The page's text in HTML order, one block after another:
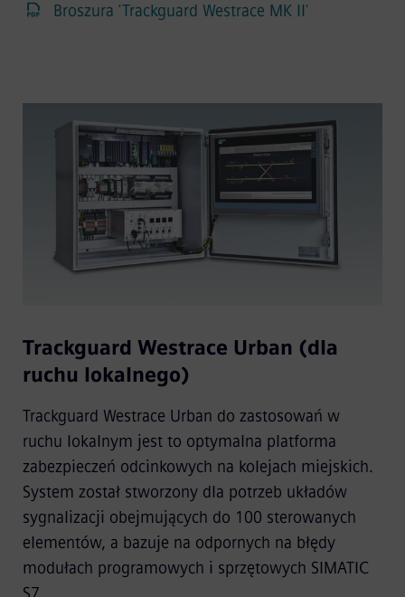
Broszura 'Trackguard Westrace MK II'
Trackguard Westrace Urban (dla
ruchu lokalnego)
Trackguard Westrace Urban do zastosowań w
ruchu lokalnym jest to optymalna platforma
zabezpieczeń odcinkowych na kolejach miejskich.
System został stworzony dla potrzeb układów
sygnalizacji obejmujących do 100 sterowanych
elementów, a bazuje na odpornych na błędy
modułach programowych i sprzętowych SIMATIC